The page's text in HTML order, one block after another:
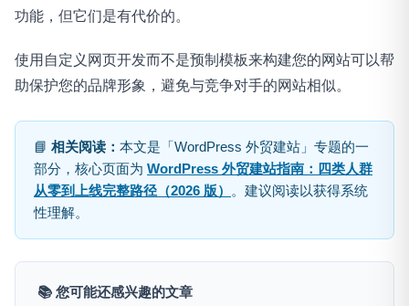
功能，但它们是有代价的。
使用自定义网页开发而不是预制模板来构建您的网站可以帮
助保护您的品牌形象，避免与竞争对手的网站相似。
📘 相关阅读： 本文是「WordPress 外贸建站」专题的一
部分，核心页面为 WordPress 外贸建站指南：四类人群
从零到上线完整路径（2026 版）
。建议阅读以获得系统
性理解。
📚 您可能还感兴趣的文章